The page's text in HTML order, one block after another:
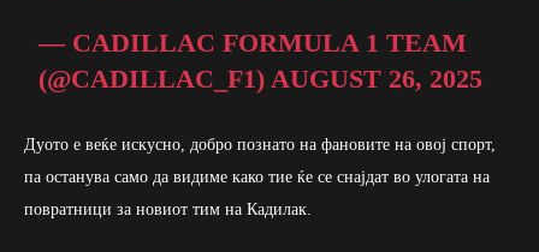
— CADILLAC FORMULA 1 TEAM
(@CADILLAC_F1) AUGUST 26, 2025
Дуото е веќе искусно, добро познато на фановите на овој спорт,
па останува само да видиме како тие ќе се снајдат во улогата на
повратници за новиот тим на Кадилак.